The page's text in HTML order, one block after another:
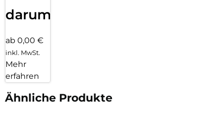
darum!
ab 0,00 €
inkl. MwSt.
Mehr
erfahren
Ähnliche Produkte